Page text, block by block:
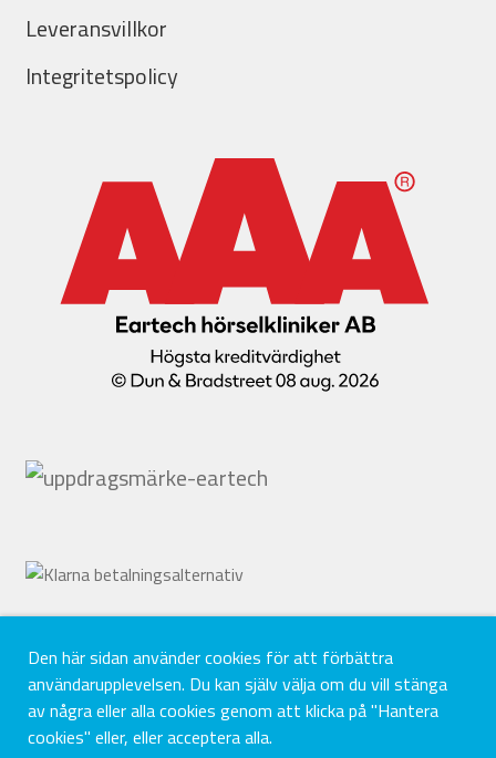
Leveransvillkor
Integritetspolicy
Den här sidan använder cookies för att förbättra
användarupplevelsen. Du kan själv välja om du vill stänga
av några eller alla cookies genom att klicka på "Hantera
cookies" eller, eller acceptera alla.